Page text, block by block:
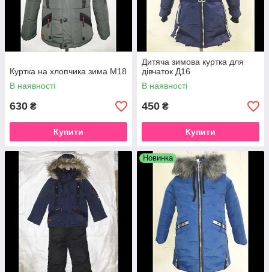
Куртка на хлопчика зима М18
В наявності
630 ₴
Купити
Дитяча зимова куртка для
дівчаток Д16
В наявності
450 ₴
Купити
Новинка